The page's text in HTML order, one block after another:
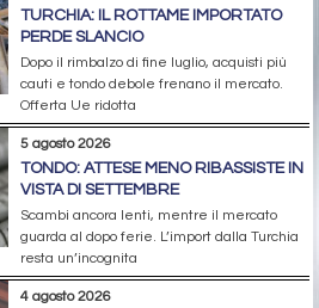
TURCHIA: IL ROTTAME IMPORTATO
PERDE SLANCIO
Dopo il rimbalzo di fine luglio, acquisti più
cauti e tondo debole frenano il mercato.
Offerta Ue ridotta
5 agosto 2026
TONDO: ATTESE MENO RIBASSISTE IN
VISTA DI SETTEMBRE
Scambi ancora lenti, mentre il mercato
guarda al dopo ferie. L’import dalla Turchia
resta un’incognita
4 agosto 2026